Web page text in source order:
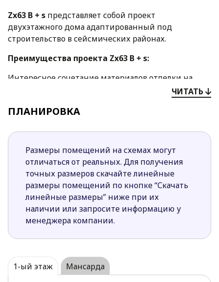
Zx63 B + s представляет собой проект
двухэтажного дома адаптированный под
строительство в сейсмических районах.
Преимущества проекта Zx63 B + s:
Интересное сочетание материалов отделки на
фасадах и четырехскатная кровля придают
строению современный вид и индивидуальный
характер. Выбор данного проекта свидетельствует
отведенной для приема пищи, и кухней, что
делает пространство визуально больше и
значительно светлее. По желанию кухня может
быть отделена перегородкой от остальной части
дневной зоны.
Три спальни и две ванные комнаты (одна общая,
вторая запроектирована в главной спальне)
дома.
Современная планировка двухэтажного дома Zx63
ЧИТАТЬ
ПЛАНИРОВКА
Размеры помещений на схемах могут
отличаться от реальных. Для получения
точных размеров скачайте линейные
размеры помещений по кнопке “Скачать
линейные размеры” ниже при их
наличии или запросите информацию у
менеджера компании.
1-ый этаж Мансарда